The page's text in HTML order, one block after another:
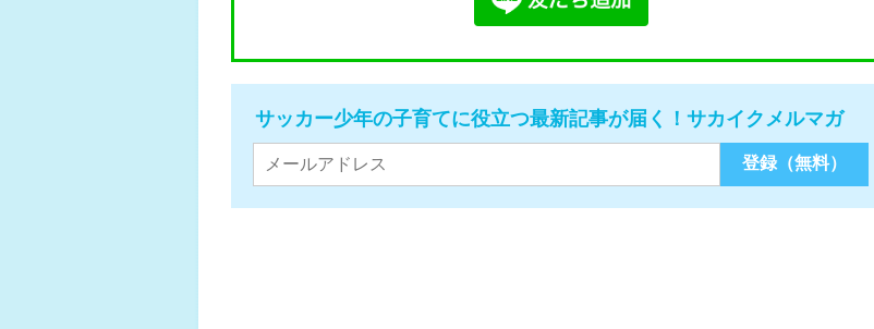
サッカー少年の子育てに役立つ最新記事が届く！サカイクメルマガ